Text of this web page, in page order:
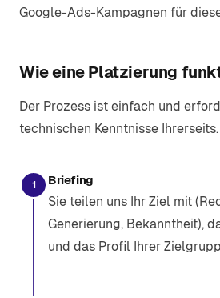
Google-Ads-Kampagnen für
Wie eine Platzierung
Der Prozess ist einfach und
technischen Kenntnisse Ihrerseits.
1 Briefing
Sie teilen uns Ihr Ziel mit
Generierung, Bekanntheit),
und das Profil Ihrer